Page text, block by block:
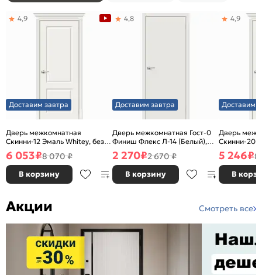
Доставим завтра
Дверь межкомнатная
Скинни-12 Эмаль Whitey, без
декора, глухая, без стекла,
без кромки, скиновая
4,9
6 053₽8 070 ₽
В корзину
Доставим завтра
Дверь межкомнатная Гост-0
Финиш Флекс Л-14 (Белый),
глухая, каркасно-щитовая
4,8
2 270₽2 670 ₽
В корзину
Доставим
Дверь
Скинни-20
декора,
без кромки,
4,9
5 246₽8
В
Акции Смотреть все